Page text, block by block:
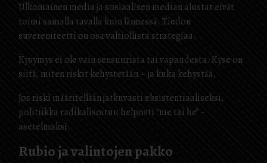
Ulkomainen media ja sosiaalisen median alustat eivät
toimi samalla tavalla kuin lännessä. Tiedon
suvereniteetti on osa valtiollista strategiaa.
Kysymys ei ole vain sensuurista tai vapaudesta. Kyse on
siitä, miten riskit kehystetään – ja kuka kehystää.
Jos riski määritellään jatkuvasti eksistentiaaliseksi,
politiikka radikalisoituu helposti “me tai he” -
asetelmaksi.
Rubio ja valintojen pakko